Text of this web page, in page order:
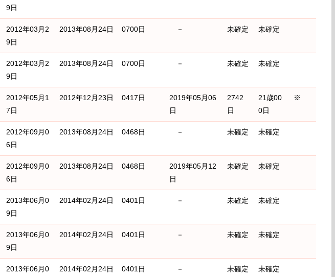
9日
2012年03月2
9日
2013年08月24日 0700日 － 未確定 未確定
2012年03月2
9日
2013年08月24日 0700日 － 未確定 未確定
2012年05月1
7日
2012年12月23日 0417日
2019年05月06
日
2742
日
21歳00
0日
※
2012年09月0
6日
2013年08月24日 0468日 － 未確定 未確定
2012年09月0
6日
2013年08月24日 0468日
2019年05月12
日
未確定 未確定
2013年06月0
9日
2014年02月24日 0401日 － 未確定 未確定
2013年06月0
9日
2014年02月24日 0401日 － 未確定 未確定
2013年06月0
2014年02月24日 0401日 － 未確定 未確定